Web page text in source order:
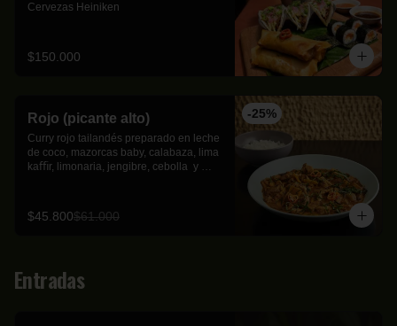
Cervezas Heiniken
$150.000
-25%
Rojo (picante alto)
Curry rojo tailandés preparado en leche
de coco, mazorcas baby, calabaza, lima
kaﬃr, limonaria, jengibre, cebolla  y
$45.800$61.000
Entradas